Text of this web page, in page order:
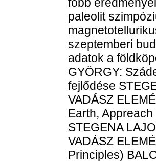
paleolit
szeptemberi
adatok a
GYÖRGY:
fejlődése
VADÁSZ
Earth,
STEGENA
VADÁSZ
Principles)